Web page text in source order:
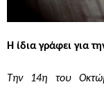
Η ίδια γράφει για
Την 14η του